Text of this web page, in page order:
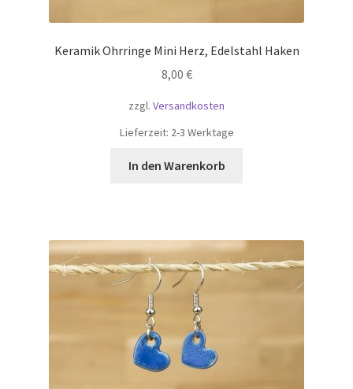
Keramik Ohrringe Mini Herz, Edelstahl Haken
8,00 €
zzgl. Versandkosten
Lieferzeit: 2-3 Werktage
In den Warenkorb